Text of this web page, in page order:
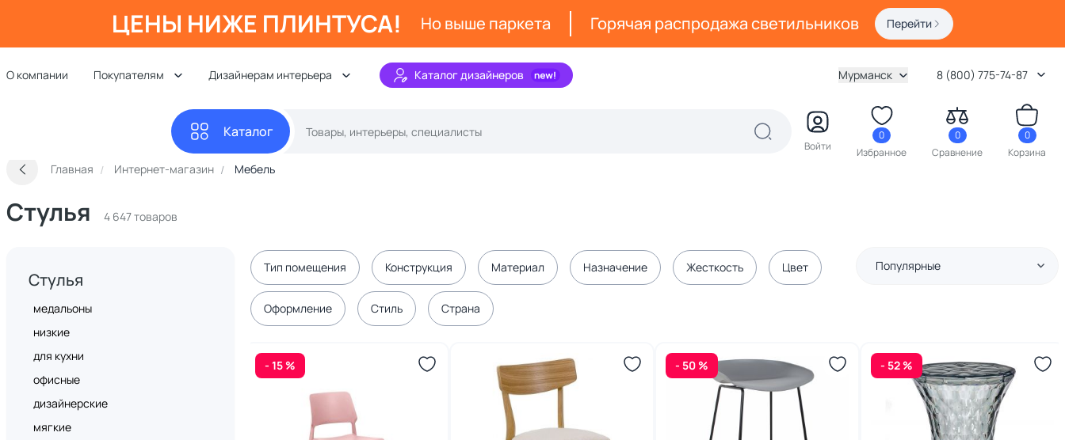
ЦЕНЫ НИЖЕ ПЛИНТУСА! Но выше паркета Горячая распродажа светильников Перейти
О компании Покупателям Дизайнерам интерьера Каталог дизайнеров Мурманск 8 (800) 775-74-87
Каталог
Войти
0
Избранное
0
Сравнение
0
Корзина
Главная Интернет-магазин Мебель
Стулья 4 647 товаров
Стулья
медальоны
низкие
для кухни
офисные
дизайнерские
мягкие
Тип помещения Конструкция Материал Назначение Жесткость Цвет
Оформление Стиль Страна
Популярные
- 15 % - 50 % - 52 %